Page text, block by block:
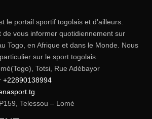
le portail sportif togolais et d’ailleurs.
de vous informer quotidiennement sur
Togo, en Afrique et dans le Monde. Nous
sur le sport togolais.
Totsi, Rue Adébayor
+22890138994
Telessou – Lomé